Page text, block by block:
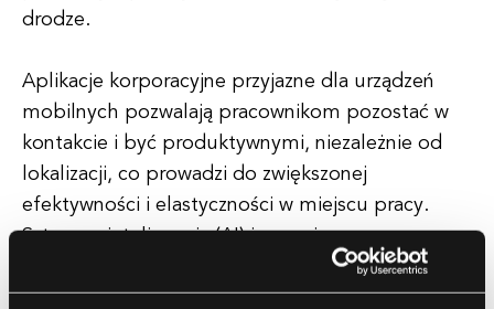
drodze.
Aplikacje korporacyjne przyjazne dla urządzeń
mobilnych pozwalają pracownikom pozostać w
kontakcie i być produktywnymi, niezależnie od
lokalizacji, co prowadzi do zwiększonej
efektywności i elastyczności w miejscu pracy.
Sztuczna inteligencja (AI) i uczenie maszynowe
również kształtują przyszłość aplikacji
korporacyjnych.